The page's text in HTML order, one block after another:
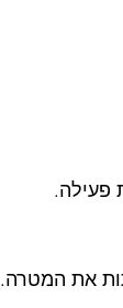
פעילה.
את המטרה.